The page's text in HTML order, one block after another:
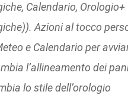
Calendario,
Azioni al tocco
e Calendario per
l’allineamento dei
lo stile dell’orologio